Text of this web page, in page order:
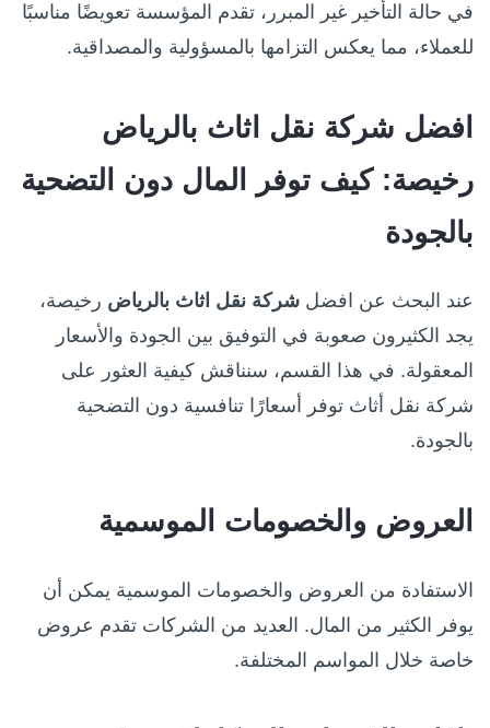
في حالة التأخير غير المبرر، تقدم المؤسسة تعويضًا مناسبًا
للعملاء، مما يعكس التزامها بالمسؤولية والمصداقية.
افضل شركة نقل اثاث بالرياض
رخيصة: كيف توفر المال دون التضحية
بالجودة
عند البحث عن افضل شركة نقل اثاث بالرياض رخيصة،
يجد الكثيرون صعوبة في التوفيق بين الجودة والأسعار
المعقولة. في هذا القسم، سنناقش كيفية العثور على
شركة نقل أثاث توفر أسعارًا تنافسية دون التضحية
بالجودة.
العروض والخصومات الموسمية
الاستفادة من العروض والخصومات الموسمية يمكن أن
يوفر الكثير من المال. العديد من الشركات تقدم عروض
خاصة خلال المواسم المختلفة.